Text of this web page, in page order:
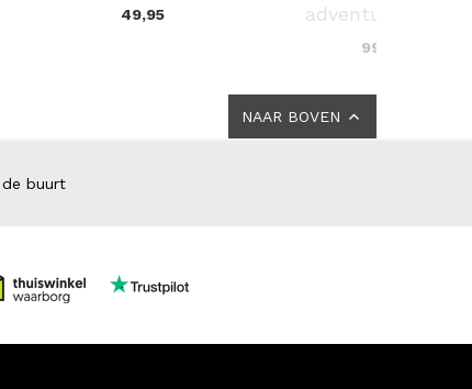
49,95
adventurer large
99,00
NAAR BOVEN
de buurt